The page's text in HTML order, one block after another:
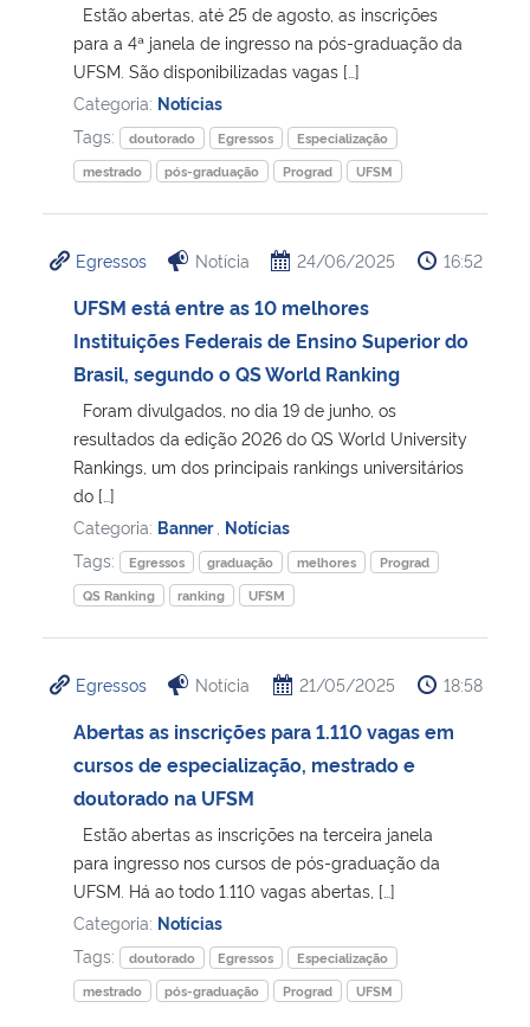
Estão abertas, até 25 de agosto, as inscrições
para a 4ª janela de ingresso na pós-graduação da
UFSM. São disponibilizadas vagas […]
Categoria: Notícias
Tags:
doutorado Egressos
Especialização
mestrado
pós-graduação Prograd UFSM
Egressos Notícia 24/06/2025 16:52
UFSM está entre as 10 melhores
Instituições Federais de Ensino Superior do
Brasil, segundo o QS World Ranking
Foram divulgados, no dia 19 de junho, os
resultados da edição 2026 do QS World University
Rankings, um dos principais rankings universitários
do […]
Categoria: Banner Notícias
Tags:
Egressos graduação melhores
Prograd
QS Ranking
ranking UFSM
Egressos Notícia 21/05/2025 18:58
Abertas as inscrições para 1.110 vagas em
cursos de especialização, mestrado e
doutorado na UFSM
Estão abertas as inscrições na terceira janela
para ingresso nos cursos de pós-graduação da
UFSM. Há ao todo 1.110 vagas abertas, […]
Categoria: Notícias
Tags:
doutorado Egressos
Especialização
mestrado
pós-graduação Prograd UFSM